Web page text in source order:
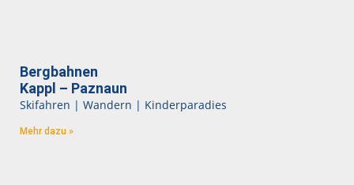
Bergbahnen
Kappl – Paznaun
Skifahren | Wandern | Kinderparadies
Mehr dazu »